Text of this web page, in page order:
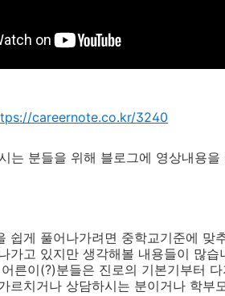
careernote.co.kr/3240
는 분들을 위해 블로그에 영상내용
쉽게 풀어나가려면 중학교기준에 맞
가고 있지만 생각해볼 내용들이 많습
른이(?)분들은 진로의 기본기부터
르치거나 상담하시는 분이거나 학부